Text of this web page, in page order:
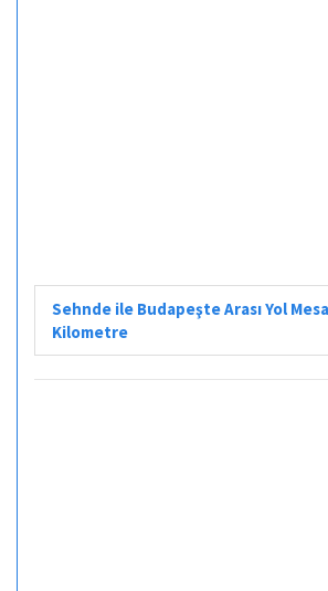
Sehnde ile Budapeşte Arası Yol
Kilometre